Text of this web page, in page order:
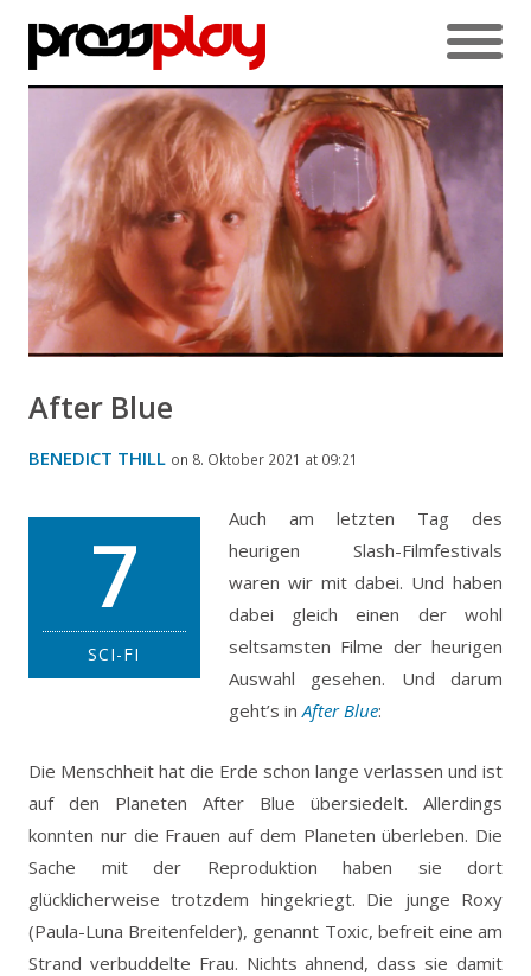
After Blue
BENEDICT THILL on 8. Oktober 2021 at 09:21
7
SCI-FI
Auch am letzten Tag des
heurigen Slash-Filmfestivals
waren wir mit dabei. Und haben
dabei gleich einen der wohl
seltsamsten Filme der heurigen
Auswahl gesehen. Und darum
geht’s in After Blue:
Die Menschheit hat die Erde schon lange verlassen und ist
auf den Planeten After Blue übersiedelt. Allerdings
konnten nur die Frauen auf dem Planeten überleben. Die
Sache mit der Reproduktion haben sie dort
glücklicherweise trotzdem hingekriegt. Die junge Roxy
(Paula-Luna Breitenfelder), genannt Toxic, befreit eine am
Strand verbuddelte Frau. Nichts ahnend, dass sie damit